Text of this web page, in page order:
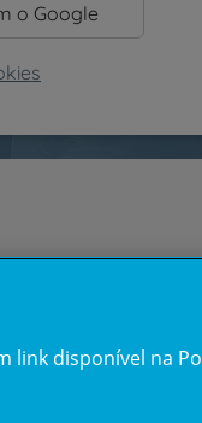
o Google
disponível na